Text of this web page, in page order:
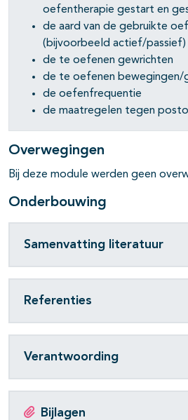
oefentherapie gestart en
de aard van de gebruikte
(bijvoorbeeld actief/passief)
de te oefenen gewrichten
de te oefenen bewegingen/
de oefenfrequentie
de maatregelen tegen
Overwegingen
Bij deze module werden geen
Onderbouwing
Samenvatting literatuur
Referenties
Verantwoording
Bijlagen